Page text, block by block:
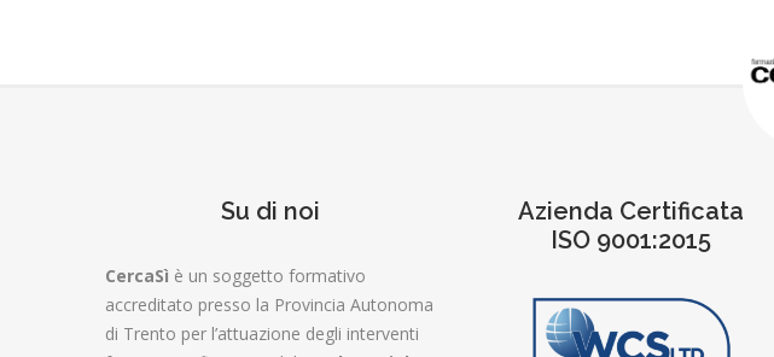
Su di noi
CercaSì è un soggetto formativo
accreditato presso la Provincia Autonoma
di Trento per l’attuazione degli interventi
Azienda Certificata
ISO 9001:2015